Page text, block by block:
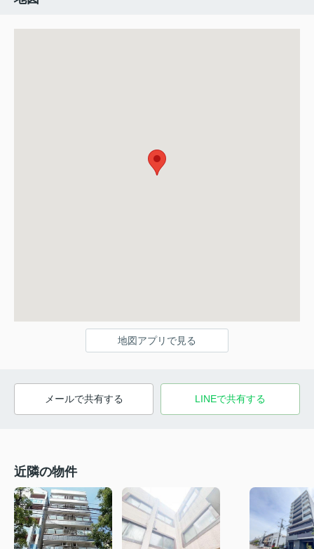
地図アプリで見る
メールで共有する LINEで共有する
近隣の物件